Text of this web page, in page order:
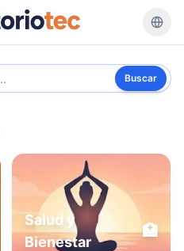
Buscar
Salud y
Bienestar
🏥